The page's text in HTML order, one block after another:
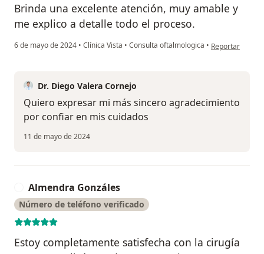
Brinda una excelente atención, muy amable y
me explico a detalle todo el proceso.
6 de mayo de 2024 • Clínica Vista • Consulta oftalmologica • en opinión del
Reportar
Dr. Diego Valera Cornejo
Quiero expresar mi más sincero agradecimiento
por confiar en mis cuidados
11 de mayo de 2024
Almendra Gonzáles
Número de teléfono verificado
Estoy completamente satisfecha con la cirugía